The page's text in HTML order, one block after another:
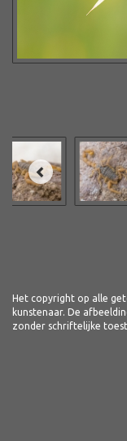
Het copyright op alle
kunstenaar. De
zonder schriftelijke